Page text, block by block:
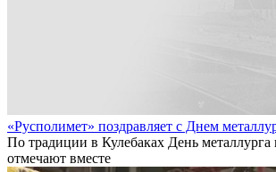
«Русполимет» поздравляет с Днем
По традиции в Кулебаках День металлурга
отмечают вместе